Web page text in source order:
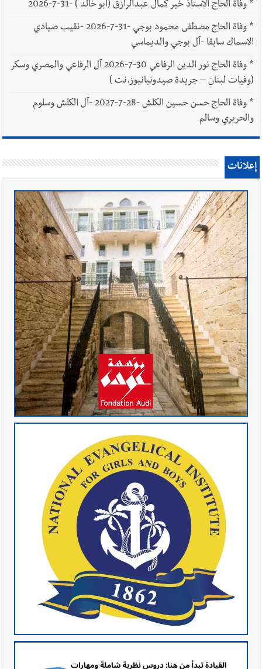
*وفاة الحاج الاستاذ خير كمال عبدالرازق (أبو خالد ) -31-7-2026
*
وفاة الحاج مصطفى محمود بوجي -31-7-2026 -نقيب صيادي
الاسماك سابقا -آل بوجي والديماسي
*
وفاة الحاج نور الدين الرفاعي 30-7-2026 آل الرفاعي والمصري وسكر
(وفيات لبنان – جريدة صيدونيانيوز.نت )
*
وفاة الحاج حسن حسين الكلش -28-7-2027 -آل الكلش وسلوم
والحريري وسالم
إعلانات